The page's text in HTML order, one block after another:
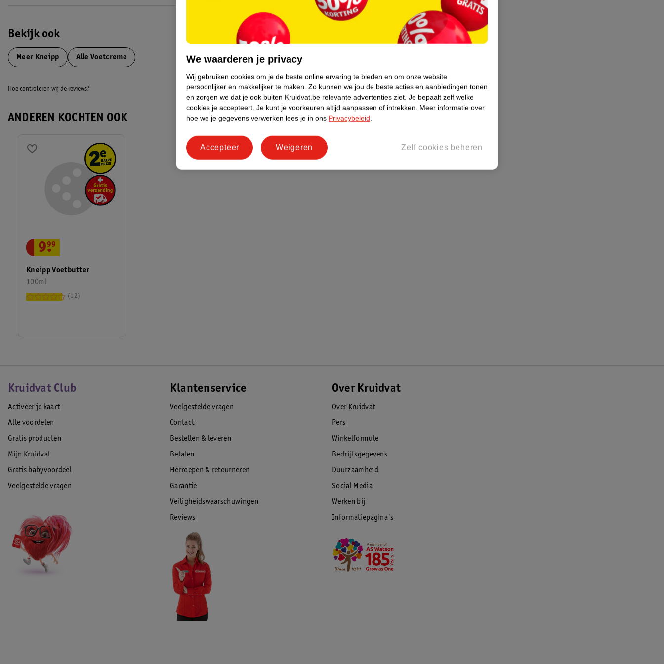
• Succesvol dermatologisch getest
De voetcrème is geschikt voor diabetici.
Bekijk ook
Meer Kneipp Alle Voetcreme
Hoe controleren wij de reviews?
ANDEREN KOCHTEN OOK
Kneipp Voetbutter
100ml
9.
99
12
Kruidvat Club
Activeer je kaart
Alle voordelen
Gratis producten
Mijn Kruidvat
Gratis babyvoordeel
Veelgestelde vragen
Klantenservice
Veelgestelde vragen
Contact
Bestellen & leveren
Betalen
Herroepen & retourneren
Garantie
Veiligheidswaarschuwingen
Reviews
Over Kruidvat
Over Kruidvat
Pers
Winkelformule
Bedrijfsgegevens
Duurzaamheid
Social Media
Werken bij
Informatiepagina's
We waarderen je privacy
Wij gebruiken cookies om je de beste online ervaring te bieden en om onze website
persoonlijker en makkelijker te maken. Zo kunnen we jou de beste acties en aanbiedingen tonen
en zorgen we dat je ook buiten Kruidvat.be relevante advertenties ziet. Je bepaalt zelf welke
cookies je accepteert. Je kunt je voorkeuren altijd aanpassen of intrekken. Meer informatie over
hoe we je gegevens verwerken lees je in ons Privacybeleid.
Zelf cookies beheren
Weigeren
Accepteer